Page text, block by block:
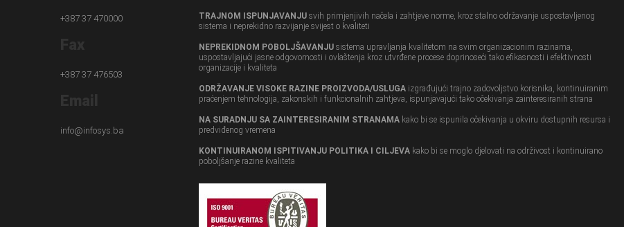
+387 37 470000
+387 37 476503
info@infosys.ba
TRAJNOM ISPUNJAVANJU svih primjenjivih načela i zahtjeve norme, kroz stalno održavanje uspostavljenog
sistema i neprekidno razvijanje svijest o kvaliteti
NEPREKIDNOM POBOLJŠAVANJU sistema upravljanja kvalitetom na svim organizacionim razinama,
uspostavljajući jasne odgovornosti i ovlaštenja kroz utvrđene procese doprinoseći tako efikasnosti i efektivnosti
organizacije i kvaliteta
ODRŽAVANJE VISOKE RAZINE PROIZVODA/USLUGA izgrađujući trajno zadovoljstvo korisnika, kontinuiranim
praćenjem tehnologija, zakonskih i funkcionalnih zahtjeva, ispunjavajući tako očekivanja zainteresiranih strana
NA SURADNJU SA ZAINTERESIRANIM STRANAMA kako bi se ispunila očekivanja u okviru dostupnih resursa i
predviđenog vremena
KONTINUIRANOM ISPITIVANJU POLITIKA I CILJEVA kako bi se moglo djelovati na održivost i kontinuirano
poboljšanje razine kvaliteta